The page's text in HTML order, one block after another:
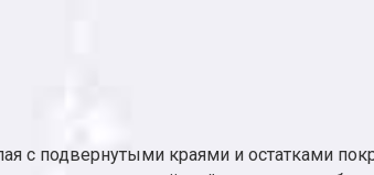
с подвернутыми краями и остатками